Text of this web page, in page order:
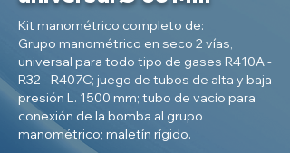
Kit manométrico completo de:
Grupo manométrico en seco 2 vías,
universal para todo tipo de gases R410A -
R32 - R407C; juego de tubos de alta y baja
presión L. 1500 mm; tubo de vacío para
conexión de la bomba al grupo
manométrico; maletín rígido.